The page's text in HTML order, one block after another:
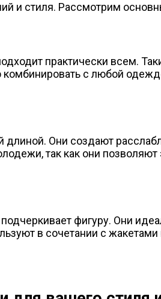
и стиля. Рассмотрим
практически всем.
с любой
Они создают
так как они
фигуру. Они
в сочетании с